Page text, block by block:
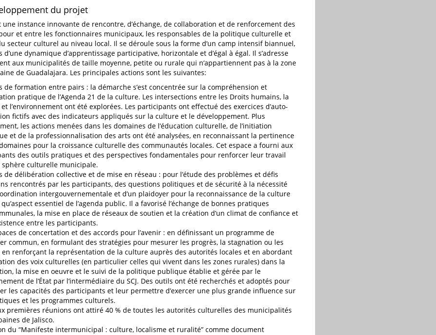
du projet
une instance innovante de rencontre, d’échange, de collaboration et de renforcement des
et entre les fonctionnaires municipaux, les responsables de la politique culturelle et
secteur culturel au niveau local. Il se déroule sous la forme d’un camp intensif biannuel,
d’une dynamique d’apprentissage participative, horizontale et d’égal à égal. Il s’adresse
aux municipalités de taille moyenne, petite ou rurale qui n’appartiennent pas à la zone
de Guadalajara. Les principales actions sont les suivantes:
de formation entre pairs : la démarche s’est concentrée sur la compréhension et
pratique de l’Agenda 21 de la culture. Les intersections entre les Droits humains, la
l’environnement ont été explorées. Les participants ont effectué des exercices d’auto-
fictifs avec des indicateurs appliqués sur la culture et le développement. Plus
les actions menées dans les domaines de l’éducation culturelle, de l’initiation
et de la professionnalisation des arts ont été analysées, en reconnaissant la pertinence
pour la croissance culturelle des communautés locales. Cet espace a fourni aux
des outils pratiques et des perspectives fondamentales pour renforcer leur travail
sphère culturelle municipale.
de délibération collective et de mise en réseau : pour l’étude des problèmes et défis
rencontrés par les participants, des questions politiques et de sécurité à la nécessité
intergouvernementale et d’un plaidoyer pour la reconnaissance de la culture
essentiel de l’agenda public. Il a favorisé l’échange de bonnes pratiques
la mise en place de réseaux de soutien et la création d’un climat de confiance et
entre les participants.
de concertation et des accords pour l’avenir : en définissant un programme de
commun, en formulant des stratégies pour mesurer les progrès, la stagnation ou les
en renforçant la représentation de la culture auprès des autorités locales et en abordant
des voix culturelles (en particulier celles qui vivent dans les zones rurales) dans la
la mise en oeuvre et le suivi de la politique publique établie et gérée par le
de l’État par l’intermédiaire du SCJ. Des outils ont été recherchés et adoptés pour
les capacités des participants et leur permettre d’exercer une plus grande influence sur
et les programmes culturels.
premières réunions ont attiré 40 % de toutes les autorités culturelles des municipalités
de Jalisco.
du “Manifeste intermunicipal : culture, localisme et ruralité” comme document